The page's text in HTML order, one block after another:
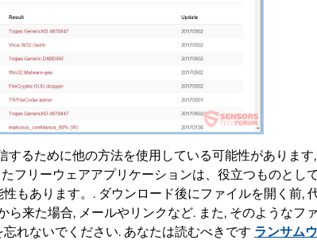
るために他の方法を使用している可能性がありま
フリーウェアアプリケーションは、役立つものとし
もあります。. ダウンロード後にファイルを開く前,
来た場合, メールやリンクなど. また, そのようなフ
れないでください. あなたは読むべきです ランサム